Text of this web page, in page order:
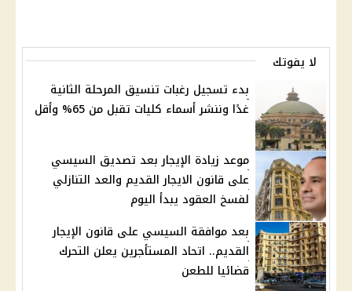
لا يفوتك
بدء تسجيل رغبات تنسيق المرحلة الثانية
غدًا وننشر أسماء كليات تقبل من 65% وأقل
موعد زيادة الإيجار بعد تصديق السيسي
على قانون الايجار القديم والعد التنازلي
لفسخ العقود يبدأ اليوم
بعد موافقة السيسي على قانون الإيجار
القديم.. اتحاد المستأجرين يعلن التحرك
قضائيا للطعن